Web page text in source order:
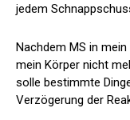
jedem
Nachdem MS in
mein Körper nicht
solle bestimmte
Verzögerung der